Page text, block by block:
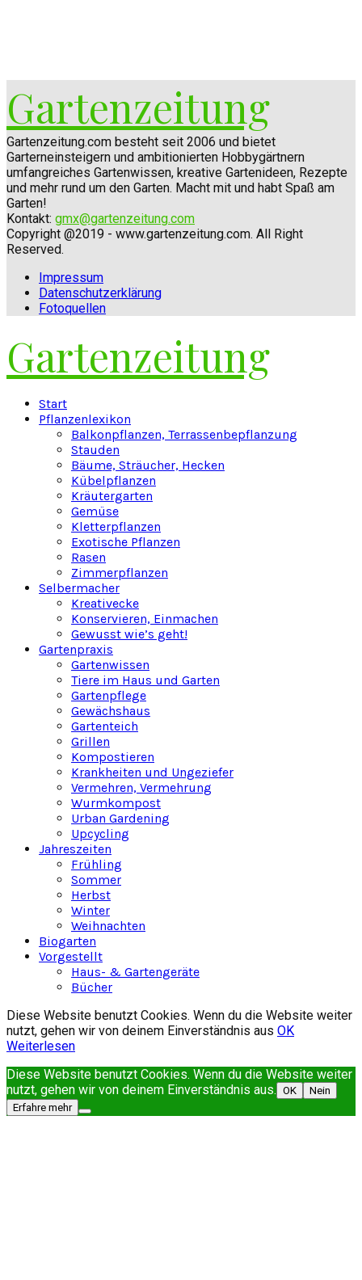
Gartenzeitung
Gartenzeitung.com besteht seit 2006 und bietet
Garterneinsteigern und ambitionierten Hobbygärtnern
umfangreiches Gartenwissen, kreative Gartenideen, Rezepte
und mehr rund um den Garten. Macht mit und habt Spaß am
Garten!
Kontakt: gmx@gartenzeitung.com
Copyright @2019 - www.gartenzeitung.com. All Right
Reserved.
Impressum
Datenschutzerklärung
Fotoquellen
Gartenzeitung
Start
Pflanzenlexikon
Balkonpflanzen, Terrassenbepflanzung
Stauden
Bäume, Sträucher, Hecken
Kübelpflanzen
Kräutergarten
Gemüse
Kletterpflanzen
Exotische Pflanzen
Rasen
Zimmerpflanzen
Selbermacher
Kreativecke
Konservieren, Einmachen
Gewusst wie’s geht!
Gartenpraxis
Gartenwissen
Tiere im Haus und Garten
Gartenpflege
Gewächshaus
Gartenteich
Grillen
Kompostieren
Krankheiten und Ungeziefer
Vermehren, Vermehrung
Wurmkompost
Urban Gardening
Upcycling
Jahreszeiten
Frühling
Sommer
Herbst
Winter
Weihnachten
Biogarten
Vorgestellt
Haus- & Gartengeräte
Bücher
Diese Website benutzt Cookies. Wenn du die Website weiter
nutzt, gehen wir von deinem Einverständnis aus OK
Weiterlesen
Diese Website benutzt Cookies. Wenn du die Website weiter
nutzt, gehen wir von deinem Einverständnis aus. OK
Nein
Erfahre mehr